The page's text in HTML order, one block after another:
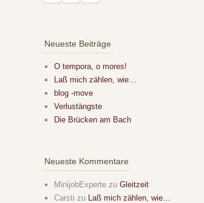
Neueste Beiträge
O tempora, o mores!
Laß mich zählen, wie…
blog -move
Verlustängste
Die Brücken am Bach
Neueste Kommentare
MinijobExperte zu Gleitzeit
Carsti zu Laß mich zählen, wie…